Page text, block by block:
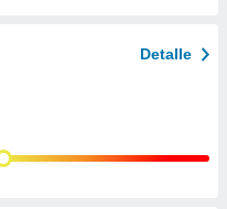
Detalle